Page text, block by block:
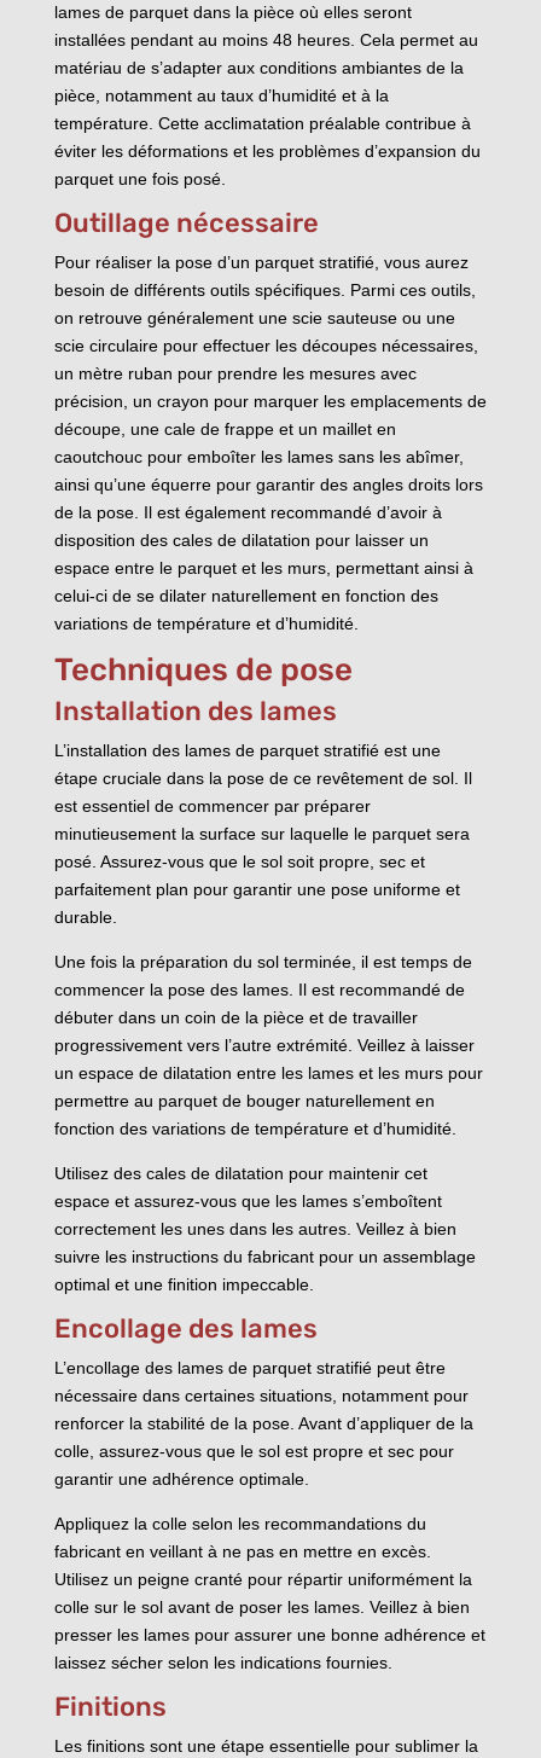
lames de parquet dans la pièce où elles seront
installées pendant au moins 48 heures. Cela permet au
matériau de s’adapter aux conditions ambiantes de la
pièce, notamment au taux d’humidité et à la
température. Cette acclimatation préalable contribue à
éviter les déformations et les problèmes d’expansion du
parquet une fois posé.
Outillage nécessaire
Pour réaliser la pose d’un parquet stratifié, vous aurez
besoin de différents outils spécifiques. Parmi ces outils,
on retrouve généralement une scie sauteuse ou une
scie circulaire pour effectuer les découpes nécessaires,
un mètre ruban pour prendre les mesures avec
précision, un crayon pour marquer les emplacements de
découpe, une cale de frappe et un maillet en
caoutchouc pour emboîter les lames sans les abîmer,
ainsi qu’une équerre pour garantir des angles droits lors
de la pose. Il est également recommandé d’avoir à
disposition des cales de dilatation pour laisser un
espace entre le parquet et les murs, permettant ainsi à
celui-ci de se dilater naturellement en fonction des
variations de température et d’humidité.
Techniques de pose
Installation des lames
L’installation des lames de parquet stratifié est une
étape cruciale dans la pose de ce revêtement de sol. Il
est essentiel de commencer par préparer
minutieusement la surface sur laquelle le parquet sera
posé. Assurez-vous que le sol soit propre, sec et
parfaitement plan pour garantir une pose uniforme et
durable.
Une fois la préparation du sol terminée, il est temps de
commencer la pose des lames. Il est recommandé de
débuter dans un coin de la pièce et de travailler
progressivement vers l’autre extrémité. Veillez à laisser
un espace de dilatation entre les lames et les murs pour
permettre au parquet de bouger naturellement en
fonction des variations de température et d’humidité.
Utilisez des cales de dilatation pour maintenir cet
espace et assurez-vous que les lames s’emboîtent
correctement les unes dans les autres. Veillez à bien
suivre les instructions du fabricant pour un assemblage
optimal et une finition impeccable.
Encollage des lames
L’encollage des lames de parquet stratifié peut être
nécessaire dans certaines situations, notamment pour
renforcer la stabilité de la pose. Avant d’appliquer de la
colle, assurez-vous que le sol est propre et sec pour
garantir une adhérence optimale.
Appliquez la colle selon les recommandations du
fabricant en veillant à ne pas en mettre en excès.
Utilisez un peigne cranté pour répartir uniformément la
colle sur le sol avant de poser les lames. Veillez à bien
presser les lames pour assurer une bonne adhérence et
laissez sécher selon les indications fournies.
Finitions
Les finitions sont une étape essentielle pour sublimer la